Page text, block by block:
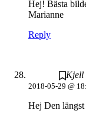
Hej! Bästa
Marianne
Reply
Kjell
2018-05-29 @
Hej Den